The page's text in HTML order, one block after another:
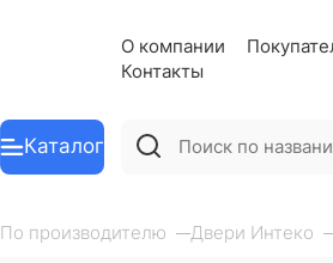
О компании
Контакты
Каталог
По производителю Двери Интеко